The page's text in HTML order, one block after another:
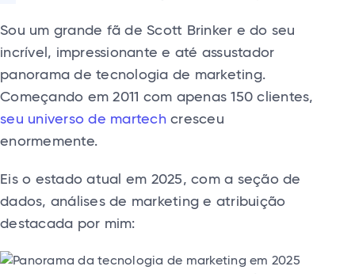
Sou um grande fã de Scott Brinker e do seu
incrível, impressionante e até assustador
panorama de tecnologia de marketing.
Começando em 2011 com apenas 150 clientes,
seu universo de martechcresceu
enormemente.
Eis o estado atual em 2025, com a seção de
dados, análises de marketing e atribuição
destacada por mim: